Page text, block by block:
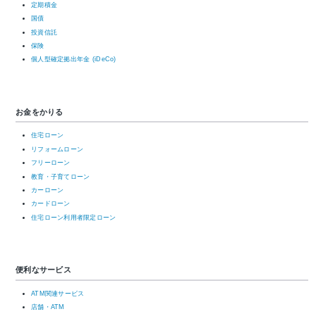
定期積金
国債
投資信託
保険
個人型確定拠出年金 (iDeCo)
お金をかりる
住宅ローン
リフォームローン
フリーローン
教育・子育てローン
カーローン
カードローン
住宅ローン利用者限定ローン
便利なサービス
ATM関連サービス
店舗・ATM